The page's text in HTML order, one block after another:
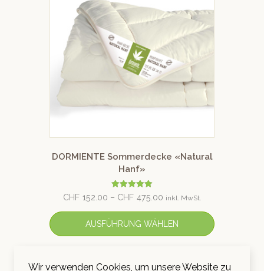
DORMIENTE Sommerdecke «Natural
Hanf»
Bewertet mit
5.00
CHF 152.00 – CHF 475.00 inkl. MwSt.
AUSFÜHRUNG WÄHLEN
Wir verwenden Cookies, um unsere Website zu